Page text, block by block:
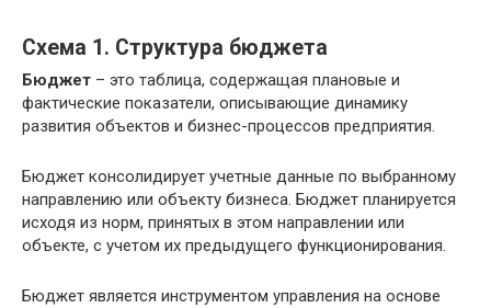
Схема 1. Структура бюджета
Бюджет – это таблица, содержащая плановые и
фактические показатели, описывающие динамику
развития объектов и бизнес-процессов предприятия.
Бюджет консолидирует учетные данные по выбранному
направлению или объекту бизнеса. Бюджет планируется
исходя из норм, принятых в этом направлении или
объекте, с учетом их предыдущего функционирования.
Бюджет является инструментом управления на основе